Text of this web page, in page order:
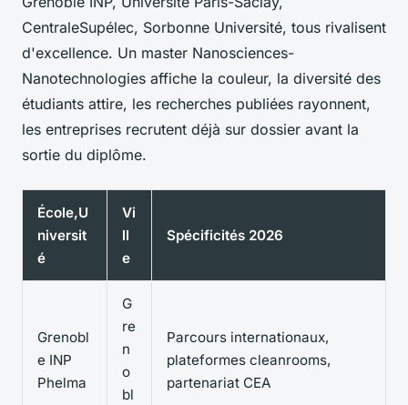
CentraleSupélec, Sorbonne Université, tous rivalisent
d'excellence. Un master Nanosciences-
Nanotechnologies affiche la couleur, la diversité des
étudiants attire, les recherches publiées rayonnent,
les entreprises recrutent déjà sur dossier avant la
sortie du diplôme.
École,U
niversit
é
Vi
ll
e
Spécificités 2026
Grenobl
e INP
Phelma
G
re
n
o
bl
Parcours internationaux,
plateformes cleanrooms,
partenariat CEA